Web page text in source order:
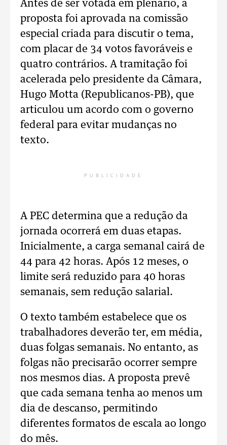
Antes de ser votada em plenário, a
proposta foi aprovada na comissão
especial criada para discutir o tema,
com placar de 34 votos favoráveis e
quatro contrários. A tramitação foi
acelerada pelo presidente da Câmara,
Hugo Motta (Republicanos-PB), que
articulou um acordo com o governo
federal para evitar mudanças no
texto.
PUBLICIDADE
A PEC determina que a redução da
jornada ocorrerá em duas etapas.
Inicialmente, a carga semanal cairá de
44 para 42 horas. Após 12 meses, o
limite será reduzido para 40 horas
semanais, sem redução salarial.
O texto também estabelece que os
trabalhadores deverão ter, em média,
duas folgas semanais. No entanto, as
folgas não precisarão ocorrer sempre
nos mesmos dias. A proposta prevê
que cada semana tenha ao menos um
dia de descanso, permitindo
diferentes formatos de escala ao longo
do mês.